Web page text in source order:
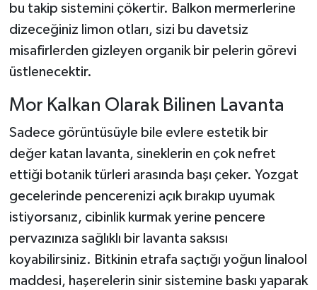
bu takip sistemini çökertir. Balkon mermerlerine
dizeceğiniz limon otları, sizi bu davetsiz
misafirlerden gizleyen organik bir pelerin görevi
üstlenecektir.
Mor Kalkan Olarak Bilinen Lavanta
Sadece görüntüsüyle bile evlere estetik bir
değer katan lavanta, sineklerin en çok nefret
ettiği botanik türleri arasında başı çeker. Yozgat
gecelerinde pencerenizi açık bırakıp uyumak
istiyorsanız, cibinlik kurmak yerine pencere
pervazınıza sağlıklı bir lavanta saksısı
koyabilirsiniz. Bitkinin etrafa saçtığı yoğun linalool
maddesi, haşerelerin sinir sistemine baskı yaparak